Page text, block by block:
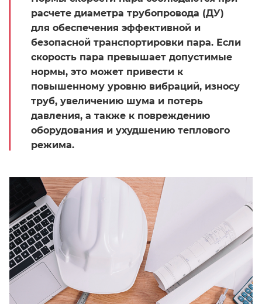
расчете диаметра трубопровода (ДУ)
для обеспечения эффективной и
безопасной транспортировки пара. Если
скорость пара превышает допустимые
нормы, это может привести к
повышенному уровню вибраций, износу
труб, увеличению шума и потерь
давления, а также к повреждению
оборудования и ухудшению теплового
режима.